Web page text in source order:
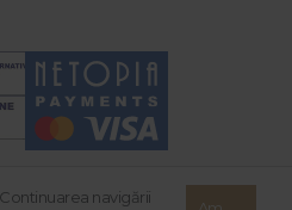
navigării